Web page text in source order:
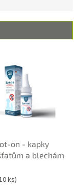
on - kapky
a blechám
ks)